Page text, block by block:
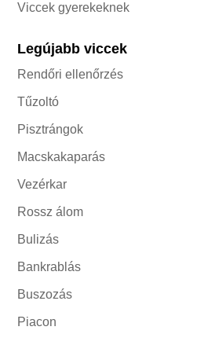
Viccek gyerekeknek
Legújabb viccek
Rendőri ellenőrzés
Tűzoltó
Pisztrángok
Macskakaparás
Vezérkar
Rossz álom
Bulizás
Bankrablás
Buszozás
Piacon